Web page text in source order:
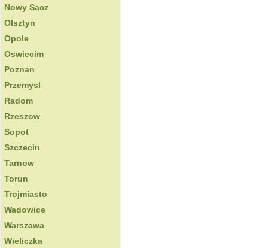
Nowy Sacz
Olsztyn
Opole
Oswiecim
Poznan
Przemysl
Radom
Rzeszow
Sopot
Szczecin
Tarnow
Torun
Trojmiasto
Wadowice
Warszawa
Wieliczka